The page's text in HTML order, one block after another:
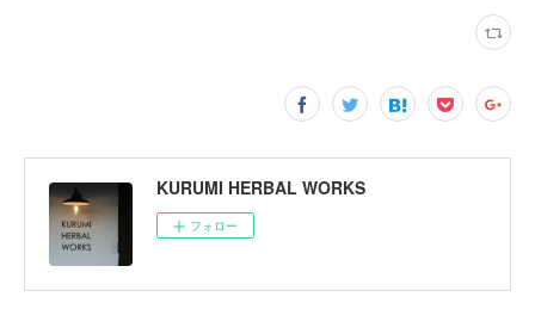
KURUMI HERBAL WORKS
フォロー